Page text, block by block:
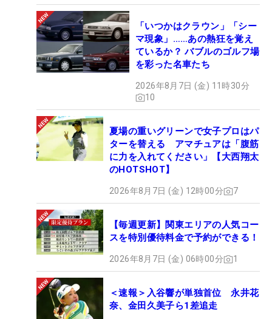
「いつかはクラウン」「シー
マ現象」……あの熱狂を覚え
ているか？ バブルのゴルフ場
を彩った名車たち
2026年8月7日 (金) 11時30分
10
夏場の重いグリーンで女子プロはパ
ターを替える アマチュアは「腹筋
に力を入れてください」【大西翔太
のHOTSHOT】
2026年8月7日 (金) 12時00分 7
【毎週更新】関東エリアの人気コー
スを特別優待料金で予約ができる！
2026年8月7日 (金) 06時00分 1
＜速報＞入谷響が単独首位 永井花
奈、金田久美子ら1差追走